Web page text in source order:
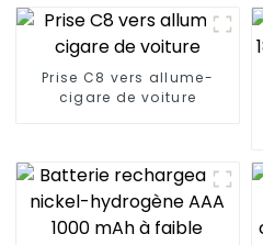
Prise C8 vers allume-
cigare de voiture